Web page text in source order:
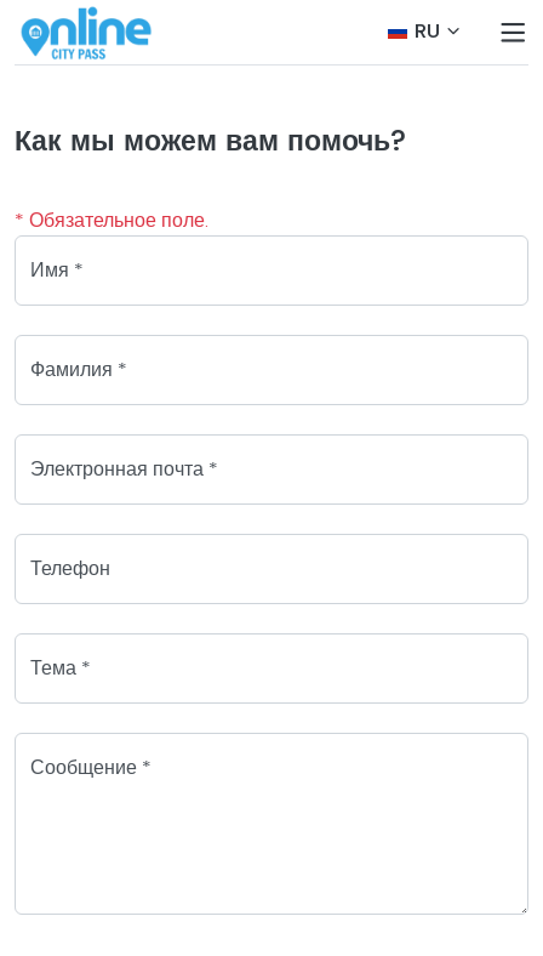
RU
Как мы можем вам помочь?
* Обязательное поле.
Имя *
Фамилия *
Электронная почта *
Телефон
Тема *
Сообщение *